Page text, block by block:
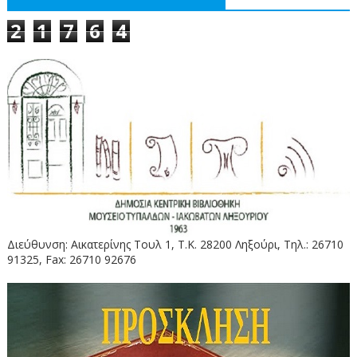
2 1 7 6 4
Διεύθυνση: Αικατερίνης Τουλ 1, Τ.Κ. 28200 Ληξούρι, Τηλ.: 26710
91325, Fax: 26710 92676